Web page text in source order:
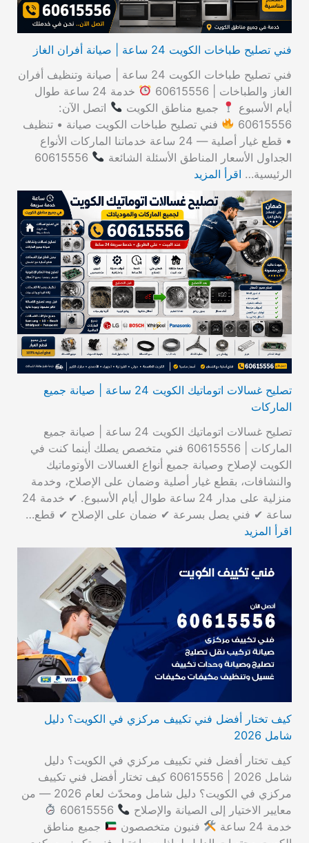
فني تصليح طباخات الكويت 24 ساعة | صيانة أفران الغاز
فني تصليح طباخات الكويت 24 ساعة | صيانة وتنظيف أفران
الغاز والطباخات | 60615556
خدمة 24 ساعة طوال
أيام الأسبوع
جميع مناطق الكويت
اتصل الآن:
60615556
فني تصليح طباخات الكويت صيانة • تنظيف
• قطع غيار أصلية — 24 ساعة خدماتنا الماركات الأنواع
الجداول الأسعار المناطق الأسئلة الشائعة
60615556
الرئيسية… اقرأ المزيد
تصليح غسالات اتوماتيك الكويت 24 ساعة | صيانة جميع
الماركات
تصليح غسالات اتوماتيك الكويت 24 ساعة | صيانة جميع
الماركات | 60615556 فني متخصص يصلك أينما كنت في
الكويت لإصلاح وصيانة جميع أنواع الغسالات الأوتوماتيك
والنشافات، بقطع غيار أصلية وضمان على الإصلاح، وخدمة
منزلية على مدار 24 ساعة طوال أيام الأسبوع. ✔ خدمة 24
ساعة ✔ فني يصل بسرعة ✔ ضمان على الإصلاح ✔ قطع…
اقرأ المزيد
كيف تختار أفضل فني تكييف مركزي في الكويت؟ دليل
شامل 2026
كيف تختار أفضل فني تكييف مركزي في الكويت؟ دليل
شامل 2026 | 60615556 كيف تختار أفضل فني تكييف
مركزي في الكويت؟ دليل شامل ومحدّث لعام 2026 — من
معايير الاختيار إلى الصيانة والإصلاح
خدمة 24 ساعة
فنيون متخصصون
جميع مناطق